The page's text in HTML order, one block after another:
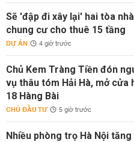
Sẽ 'đập đi xây lại' hai tòa
chung cư cho thuê 15 tầng
DỰ ÁN 4 giờ trước
Chủ Kem Tràng Tiền đón
vụ thâu tóm Hải Hà, mở
18 Hàng Bài
CHỦ ĐẦU TƯ 5 giờ trước
Nhiều phòng trọ Hà Nội tăng